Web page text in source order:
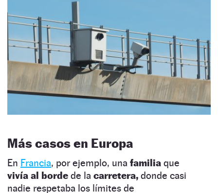
Más casos en Europa
En Francia, por ejemplo, una familia que
vivía al borde de la carretera, donde casi
nadie respetaba los límites de